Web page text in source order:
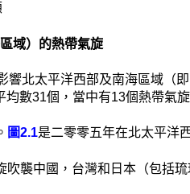
域）的熱帶氣旋
響北太平洋西部及南海區域（
數31個，當中有13個熱帶氣
圖2.1是二零零五年在北太平洋
吹襲中國，台灣和日本（包括